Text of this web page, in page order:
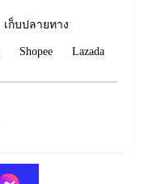
เก็บปลายทาง
Shopee Lazada